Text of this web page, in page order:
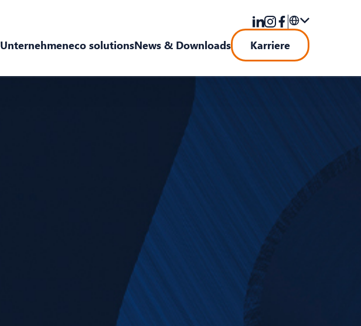
Unternehmeneco solutionsNews & Downloads Karriere